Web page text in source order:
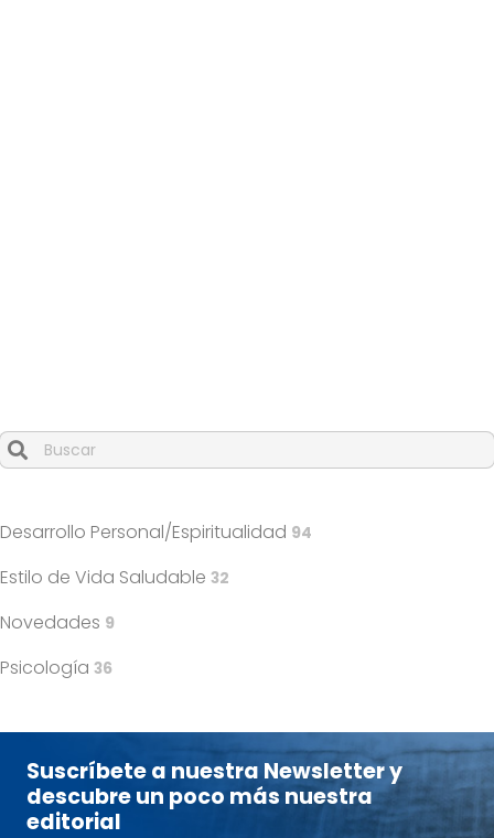
Desarrollo Personal/Espiritualidad 94
Estilo de Vida Saludable 32
Novedades 9
Psicología 36
Suscríbete a nuestra Newsletter y
descubre un poco más nuestra
editorial